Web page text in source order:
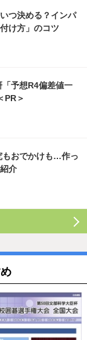
つ決める？インパ
け方」のコツ
「予想R4偏差値一
PR＞
もおでかけも…作っ
介